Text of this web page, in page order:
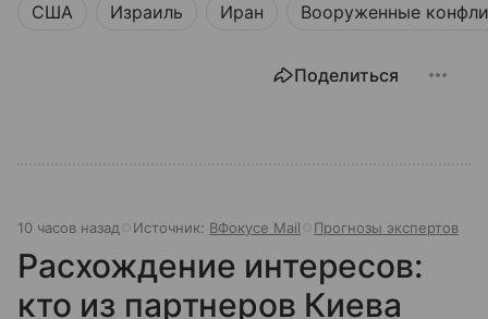
США Израиль Иран Вооруженные
Поделиться
10 часов назад Источник: ВФокусе Mail Прогнозы экспертов
Расхождение интересов:
кто из партнеров Киева